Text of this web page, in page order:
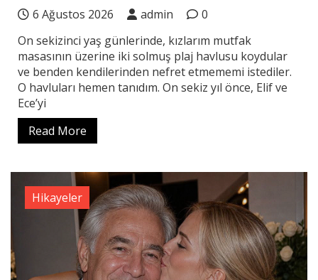
6 Ağustos 2026 admin
0
On sekizinci yaş günlerinde, kızlarım mutfak
masasının üzerine iki solmuş plaj havlusu koydular
ve benden kendilerinden nefret etmememi istediler.
O havluları hemen tanıdım. On sekiz yıl önce, Elif ve
Ece’yi
Read More
Hikayeler